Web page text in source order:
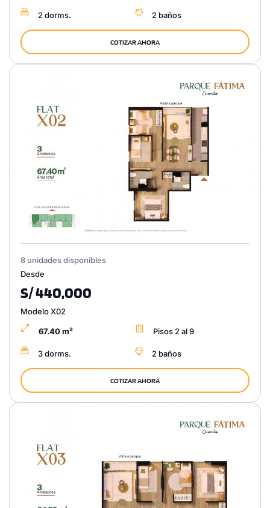
2 dorms. 2 baños
COTIZAR AHORA
8 unidades disponibles
Desde
S/ 440,000
Modelo X02
67.40 m² Pisos 2 al 9
3 dorms. 2 baños
COTIZAR AHORA